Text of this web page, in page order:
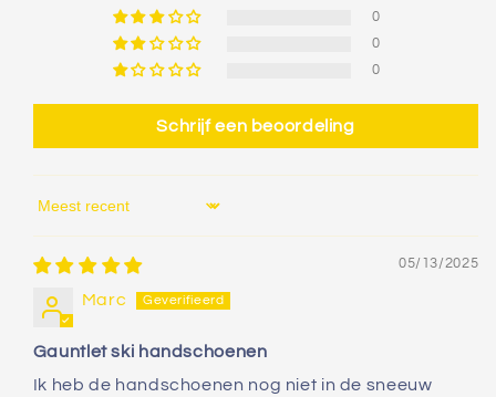
0
0
0
Schrijf een beoordeling
Sort by
05/13/2025
Marc
Gauntlet ski handschoenen
Ik heb de handschoenen nog niet in de sneeuw